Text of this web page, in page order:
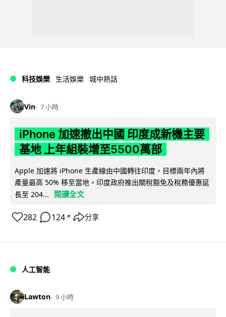
科技娛樂 生活娛樂 城中熱話
Vin 7 小時
iPhone 加速撤出中國 印度成新機主要
基地 上年組裝增至5500萬部
Apple 加速將 iPhone 生產線由中國轉往印度，目標兩年內將
產量最高 50% 移至當地。印度政府推出關稅豁免及稅務優惠延
長至 204...
閱讀全文
282 124 ↗ 分享
人工智能
Lawton 9 小時